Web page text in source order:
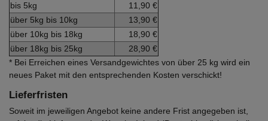
bis 5kg
11,90 €
über 5kg bis 10kg
13,90 €
über 10kg bis 18kg
18,90 €
über 18kg bis 25kg
28,90 €
* Bei Erreichen eines Versandgewichtes von über 25 kg wird ein
neues Paket mit den entsprechenden Kosten verschickt!
Lieferfristen
Soweit im jeweiligen Angebot keine andere Frist angegeben ist,